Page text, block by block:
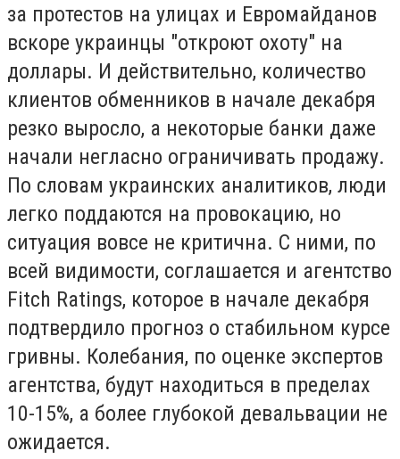
за протестов на улицах и Евромайданов
вскоре украинцы "откроют охоту" на
доллары. И действительно, количество
клиентов обменников в начале декабря
резко выросло, а некоторые банки даже
начали негласно ограничивать продажу.
По словам украинских аналитиков, люди
легко поддаются на провокацию, но
ситуация вовсе не критична. С ними, по
всей видимости, соглашается и агентство
Fitch Ratings, которое в начале декабря
подтвердило прогноз о стабильном курсе
гривны. Колебания, по оценке экспертов
агентства, будут находиться в пределах
10-15%, а более глубокой девальвации не
ожидается.